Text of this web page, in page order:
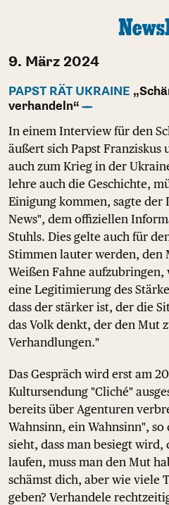
9. März 2024
PAPST RÄT UKRAINE
verhandeln“
In einem Interview für den
äußert sich Papst
auch zum Krieg in der
lehre auch die Geschichte,
Einigung kommen, sagte der
News", dem offiziellen
Stuhls. Dies gelte auch für
Stimmen lauter werden, den
Weißen Fahne
eine Legitimierung des
dass der stärker ist, der die
das Volk denkt, der den Mut
Verhandlungen."
Das Gespräch wird erst am
Kultursendung "Cliché"
bereits über Agenturen
Wahnsinn, ein Wahnsinn", so
sieht, dass man besiegt wird,
laufen, muss man den Mut
schämst dich, aber wie viele
geben? Verhandele